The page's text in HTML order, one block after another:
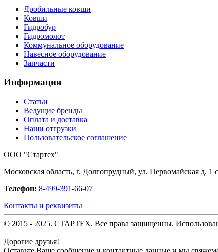
Дробильные ковши
Ковши
Гидробур
Гидромолот
Коммунальное оборудование
Навесное оборудование
Запчасти
Информация
Статьи
Ведущие бренды
Оплата и доставка
Наши отгрузки
Пользовательское соглашение
OOO "Стартех"
Московская область, г. Долгопрудный, ул. Первомайская д. 1
Телефон: 8-499-391-66-07
Контакты и реквизиты
© 2015 - 2025. СТАРТЕХ. Все права защищенны.
Дорогие друзья!